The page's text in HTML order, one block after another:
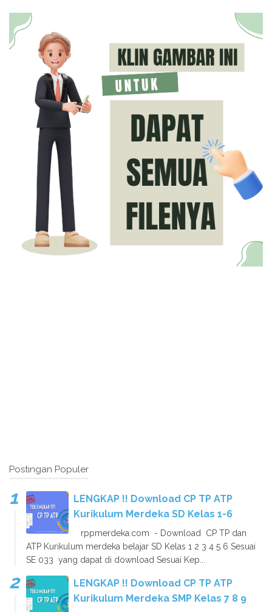
Postingan Populer
LENGKAP !! Download CP TP ATP
Kurikulum Merdeka SD Kelas 1-6
rppmerdeka.com - Download CP TP dan
ATP Kurikulum merdeka belajar SD Kelas 1 2 3 4 5 6 Sesuai
SE 033 yang dapat di download Sesuai Kep...
LENGKAP !! Download CP TP ATP
Kurikulum Merdeka SMP Kelas 7 8 9